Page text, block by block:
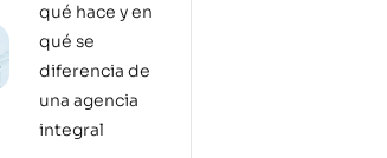
qué hace y en
qué se
diferencia de
una agencia
integral